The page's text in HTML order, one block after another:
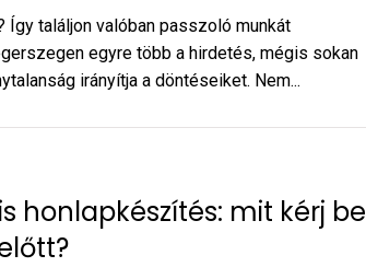
Így találjon valóban passzoló munkát
egyre több a hirdetés, mégis sokan
irányítja a döntéseiket. Nem...
honlapkészítés: mit kérj be